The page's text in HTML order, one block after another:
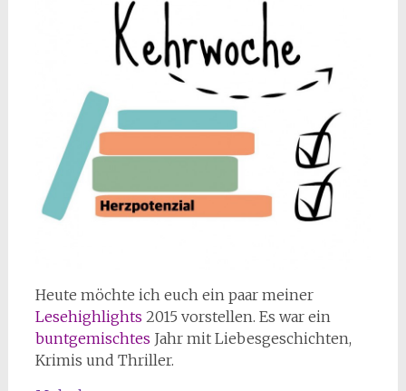
Heute möchte ich euch ein paar meiner
Lesehighlights 2015 vorstellen. Es war ein
buntgemischtes Jahr mit Liebesgeschichten,
Krimis und Thriller.